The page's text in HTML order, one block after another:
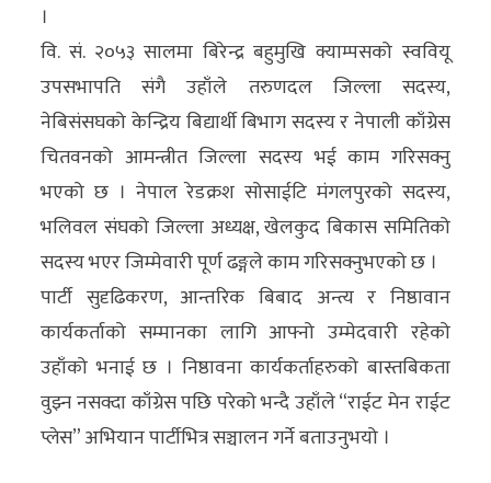
।
वि. सं. २०५३ सालमा बिरेन्द्र बहुमुखि क्याम्पसको स्ववियू
उपसभापति संगै उहाँले तरुणदल जिल्ला सदस्य,
नेबिसंसघको केन्द्रिय बिद्यार्थी बिभाग सदस्य र नेपाली काँग्रेस
चितवनको आमन्त्रीत जिल्ला सदस्य भई काम गरिसक्नु
भएको छ । नेपाल रेडक्रश सोसाईटि मंगलपुरको सदस्य,
भलिवल संघको जिल्ला अध्यक्ष, खेलकुद बिकास समितिको
सदस्य भएर जिम्मेवारी पूर्ण ढङ्गले काम गरिसक्नुभएको छ ।
पार्टी सुदृढिकरण, आन्तरिक बिबाद अन्त्य र निष्ठावान
कार्यकर्ताको सम्मानका लागि आफ्नो उम्मेदवारी रहेको
उहाँको भनाई छ । निष्ठावना कार्यकर्ताहरुको बास्तबिकता
वुझ्न नसक्दा काँग्रेस पछि परेको भन्दै उहाँले “राईट मेन राईट
प्लेस” अभियान पार्टीभित्र सञ्चालन गर्ने बताउनुभयो ।